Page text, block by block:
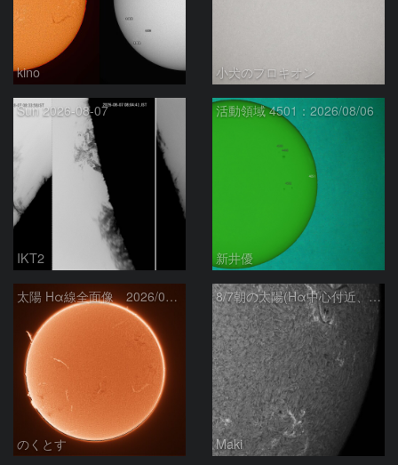
kino 小犬のプロキオン
Sun 2026-08-07
IKT2
活動領域 4501：2026/08/06
新井優
太陽 Hα線全面像 2026/08/07
のくとす
8/7朝の太陽(Hα中心付近、4498、4502付近)
Maki